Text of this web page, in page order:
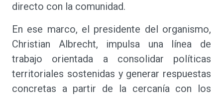
directo con la comunidad.
En ese marco, el presidente del organismo,
Christian Albrecht, impulsa una línea de
trabajo orientada a consolidar políticas
territoriales sostenidas y generar respuestas
concretas a partir de la cercanía con los